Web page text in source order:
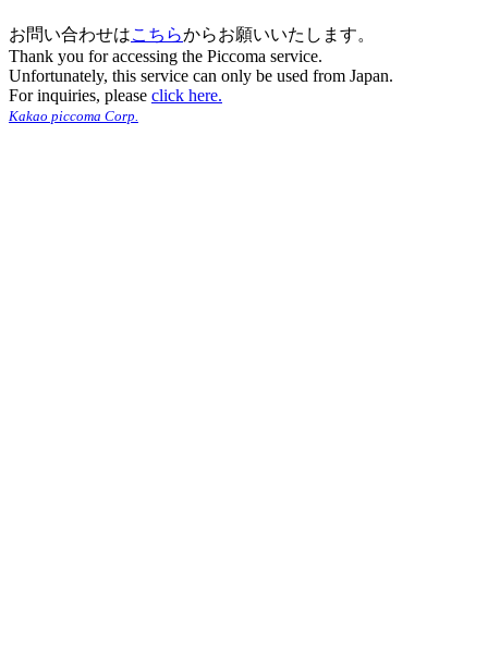
お問い合わせはこちらからお願いいたします。
Thank you for accessing the Piccoma service.
Unfortunately, this service can only be used from Japan.
For inquiries, please click here.
Kakao piccoma Corp.